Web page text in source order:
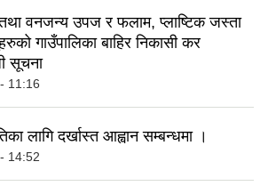
वनजन्य उपज र फलाम, प्लाष्टिक जस्ता
गाउँपालिका बाहिर निकासी कर
सूचना
11:16
लागि दर्खास्त आह्वान सम्बन्धमा ।
14:52